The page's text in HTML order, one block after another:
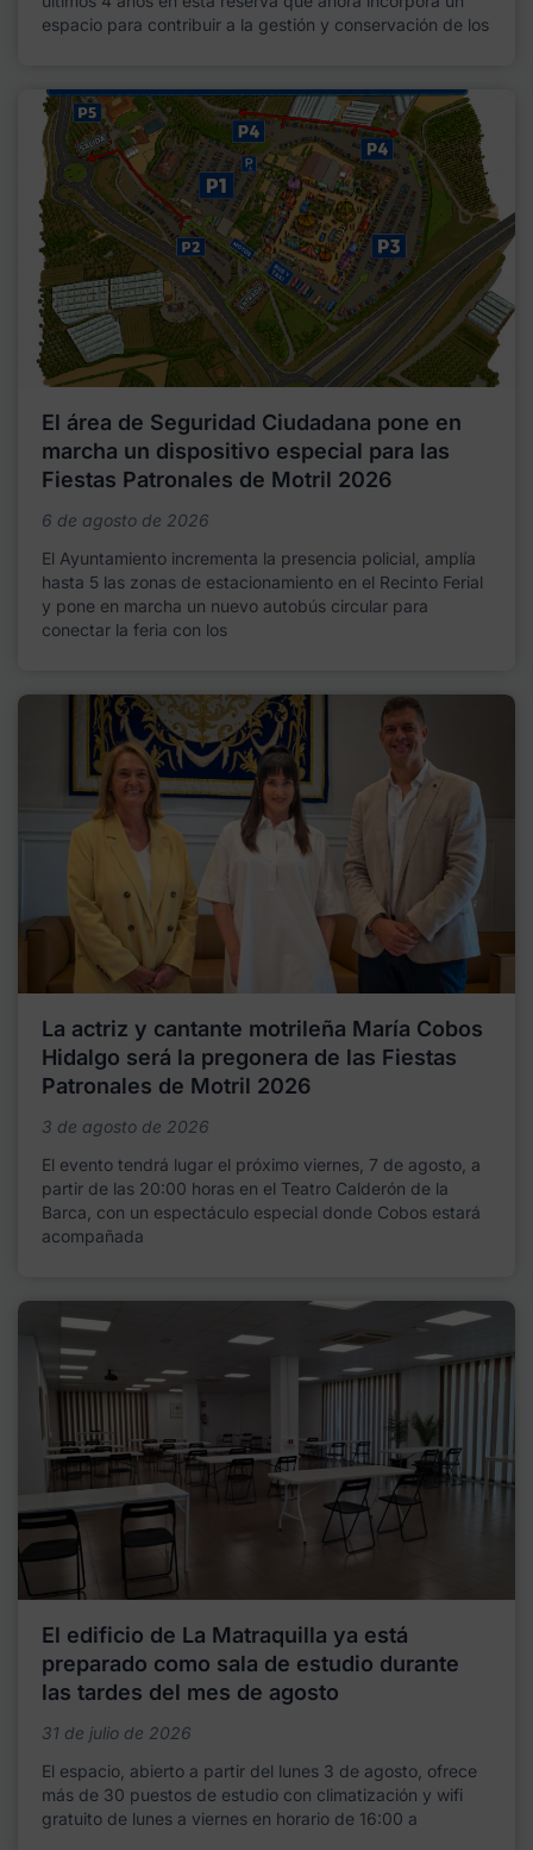
espacio para contribuir a la gestión y conservación de los
El área de Seguridad Ciudadana pone en
marcha un dispositivo especial para las
Fiestas Patronales de Motril 2026
6 de agosto de 2026
El Ayuntamiento incrementa la presencia policial, amplía
hasta 5 las zonas de estacionamiento en el Recinto Ferial
y pone en marcha un nuevo autobús circular para
conectar la feria con los
La actriz y cantante motrileña María Cobos
Hidalgo será la pregonera de las Fiestas
Patronales de Motril 2026
3 de agosto de 2026
El evento tendrá lugar el próximo viernes, 7 de agosto, a
partir de las 20:00 horas en el Teatro Calderón de la
Barca, con un espectáculo especial donde Cobos estará
acompañada
El edificio de La Matraquilla ya está
preparado como sala de estudio durante
las tardes del mes de agosto
31 de julio de 2026
El espacio, abierto a partir del lunes 3 de agosto, ofrece
más de 30 puestos de estudio con climatización y wifi
gratuito de lunes a viernes en horario de 16:00 a